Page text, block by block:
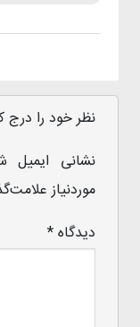
نظر خود را درج
نشانی ایمیل
موردنیاز
دیدگاه*